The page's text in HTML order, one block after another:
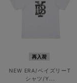
再入荷
NEW ERA/ペイズリーT
シャツ/Y...